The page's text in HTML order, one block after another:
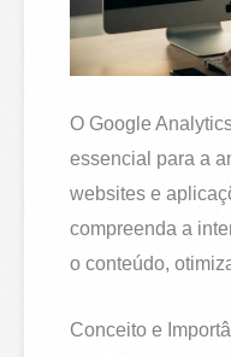
O Google
essencial para a
websites e
compreenda a
o conteúdo,
Conceito e